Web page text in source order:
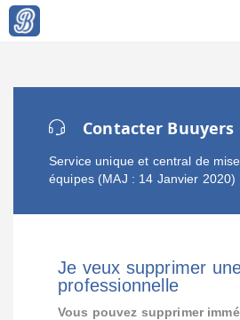
Contacter Buuyers
Service unique et central de
équipes (MAJ : 14 Janvier 2020)
Je veux supprimer
professionnelle
Vous pouvez supprimer